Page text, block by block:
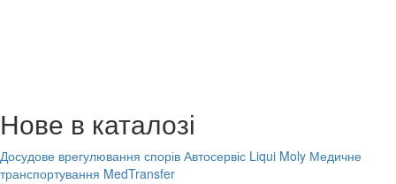
Нове в каталозі
Досудове врегулювання спорів Автосервіс Liqui Moly Медичне
транспортування MedTransfer